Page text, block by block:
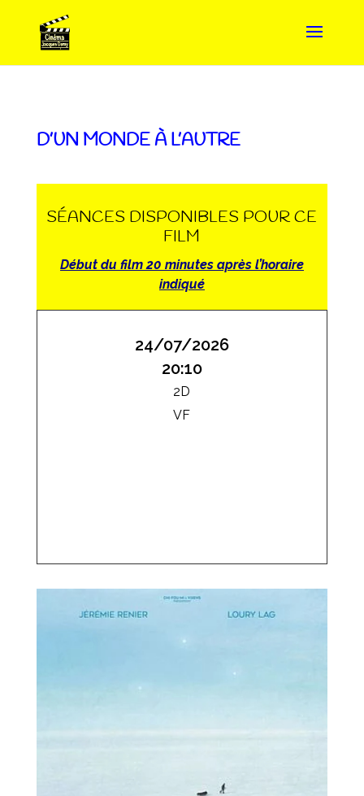
D’UN MONDE À L’AUTRE
SÉANCES DISPONIBLES POUR CE
FILM
Début du film 20 minutes après l’horaire
indiqué
24/07/2026
20:10
2D
VF